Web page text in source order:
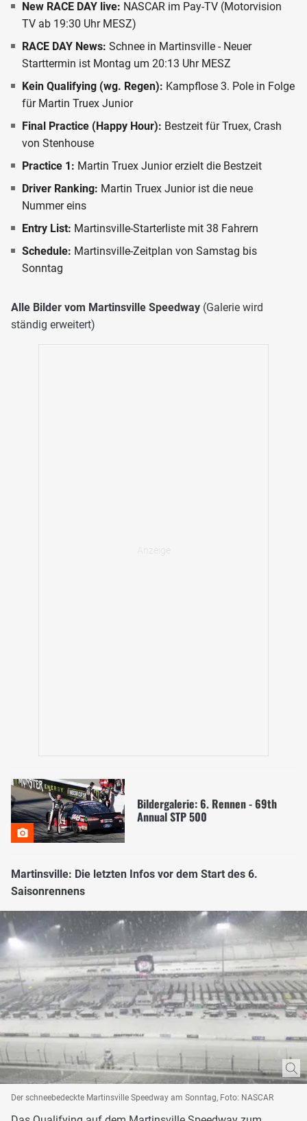
New RACE DAY live: NASCAR im Pay-TV (Motorvision
TV ab 19:30 Uhr MESZ)
RACE DAY News: Schnee in Martinsville - Neuer
Starttermin ist Montag um 20:13 Uhr MESZ
Kein Qualifying (wg. Regen): Kampflose 3. Pole in Folge
für Martin Truex Junior
Final Practice (Happy Hour): Bestzeit für Truex, Crash
von Stenhouse
Practice 1: Martin Truex Junior erzielt die Bestzeit
Driver Ranking: Martin Truex Junior ist die neue
Nummer eins
Entry List: Martinsville-Starterliste mit 38 Fahrern
Schedule: Martinsville-Zeitplan von Samstag bis
Sonntag
Alle Bilder vom Martinsville Speedway (Galerie wird
ständig erweitert)
Bildergalerie: 6. Rennen - 69th
Annual STP 500
Martinsville: Die letzten Infos vor dem Start des 6.
Saisonrennens
Der schneebedeckte Martinsville Speedway am Sonntag, Foto: NASCAR